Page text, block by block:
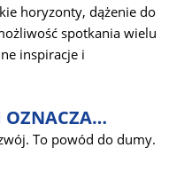
horyzonty, dążenie do
spotkania wielu
inspiracje i
OZNACZA…
To powód do dumy.